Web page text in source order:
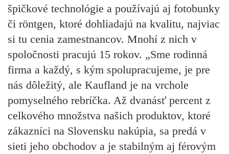
špičkové technológie a používajú aj fotobunky
či röntgen, ktoré dohliadajú na kvalitu, najviac
si tu cenia zamestnancov. Mnohí z nich v
spoločnosti pracujú 15 rokov. „Sme rodinná
firma a každý, s kým spolupracujeme, je pre
nás dôležitý, ale Kaufland je na vrchole
pomyselného rebríčka. Až dvanásť percent z
celkového množstva našich produktov, ktoré
zákazníci na Slovensku nakúpia, sa predá v
sieti jeho obchodov a je stabilným aj férovým